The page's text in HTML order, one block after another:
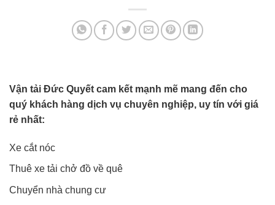
Vận tải Đức Quyết cam kết mạnh mẽ mang đến cho
quý khách hàng dịch vụ chuyên nghiệp, uy tín với giá
rẻ nhất:
Xe cắt nóc
Thuê xe tải chở đồ về quê
Chuyển nhà chung cư